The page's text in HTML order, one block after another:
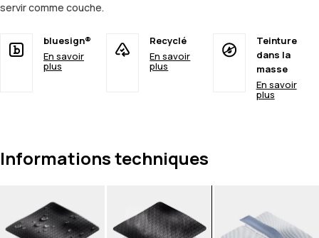
servir comme couche.
bluesign®
En savoir
plus
Recyclé
En savoir
plus
Teinture
dans la
masse
En savoir
plus
Informations techniques